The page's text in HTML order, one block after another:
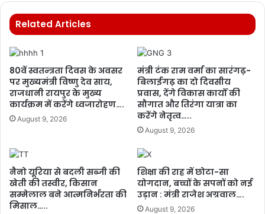
Related Articles
80वें स्वतन्त्रता दिवस के अवसर
पर मुख्यमंत्री विष्णु देव साय,
राजधानी रायपुर के मुख्य
कार्यक्रम में करेंगे ध्वजारोहण….
August 9, 2026
मंत्री टंक राम वर्मा का सारंगढ़-
बिलाईगढ़ का दो दिवसीय
प्रवास, देंगे विकास कार्यों की
सौगात और तिरंगा यात्रा का
करेंगे नेतृत्व…..
August 9, 2026
नैनो यूरिया से बदली सब्जी की
खेती की तस्वीर, किसान
सम्मेलाल बने आत्मनिर्भरता की
मिसाल…..
शिक्षा की राह में छोटा-सा
योगदान, बच्चों के सपनों को नई
उड़ान : मंत्री राजेश अग्रवाल….
August 9, 2026